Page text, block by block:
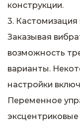
конструкции.
3.
Заказывая
возможность
варианты.
настройки
Переменное
эксцентриковые